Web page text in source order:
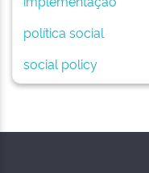
política social
social policy